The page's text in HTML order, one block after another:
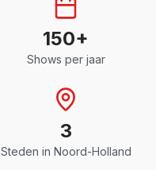
150+
Shows per jaar
3
Steden in Noord-Holland